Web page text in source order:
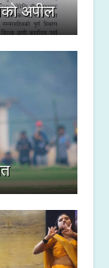
अपील